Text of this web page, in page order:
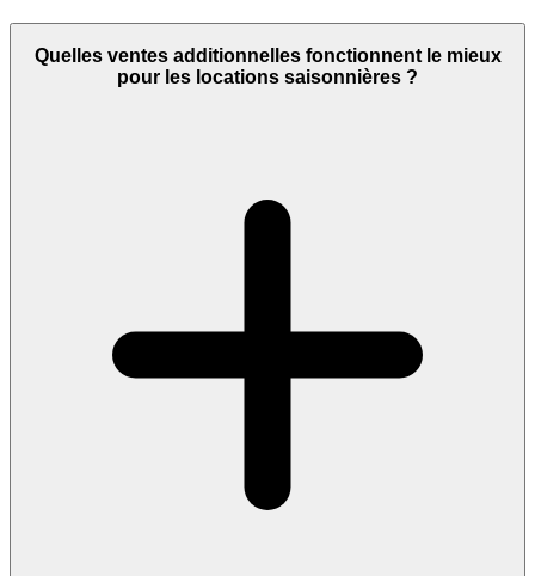
Quelles ventes additionnelles fonctionnent le mieux
pour les locations saisonnières ?